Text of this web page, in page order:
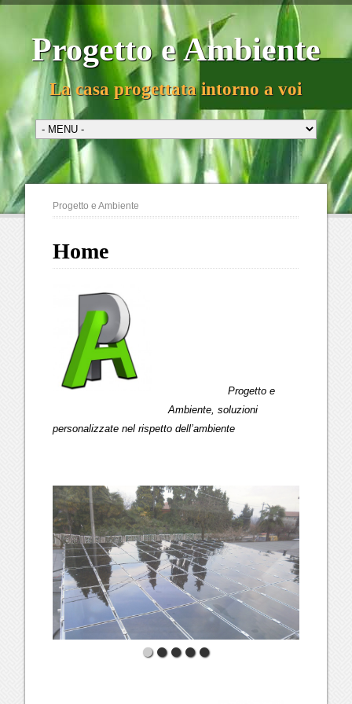
Progetto e Ambiente
La casa progettata intorno a voi
Progetto e Ambiente
Home
Progetto e
Ambiente, soluzioni
personalizzate nel rispetto dell’ambiente